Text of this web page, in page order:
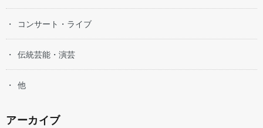
コンサート・ライブ
伝統芸能・演芸
他
アーカイブ